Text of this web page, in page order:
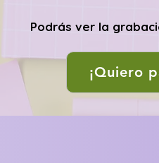
Podrás ver la
¡Quiero